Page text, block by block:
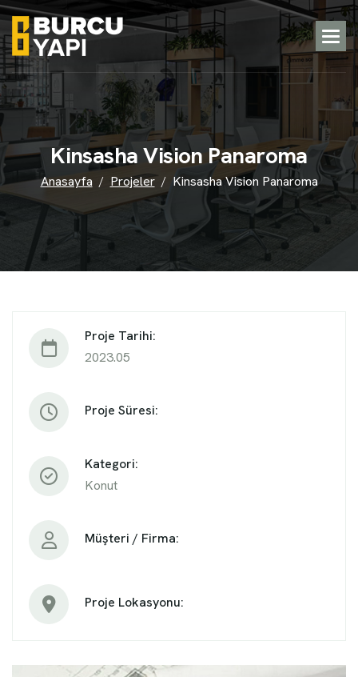
KinsashaVision Panaroma
Anasayfa Projeler Kinsasha Vision Panaroma
Proje Tarihi:
2023.05
Proje Süresi:
Kategori:
Konut
Müşteri / Firma:
Proje Lokasyonu: